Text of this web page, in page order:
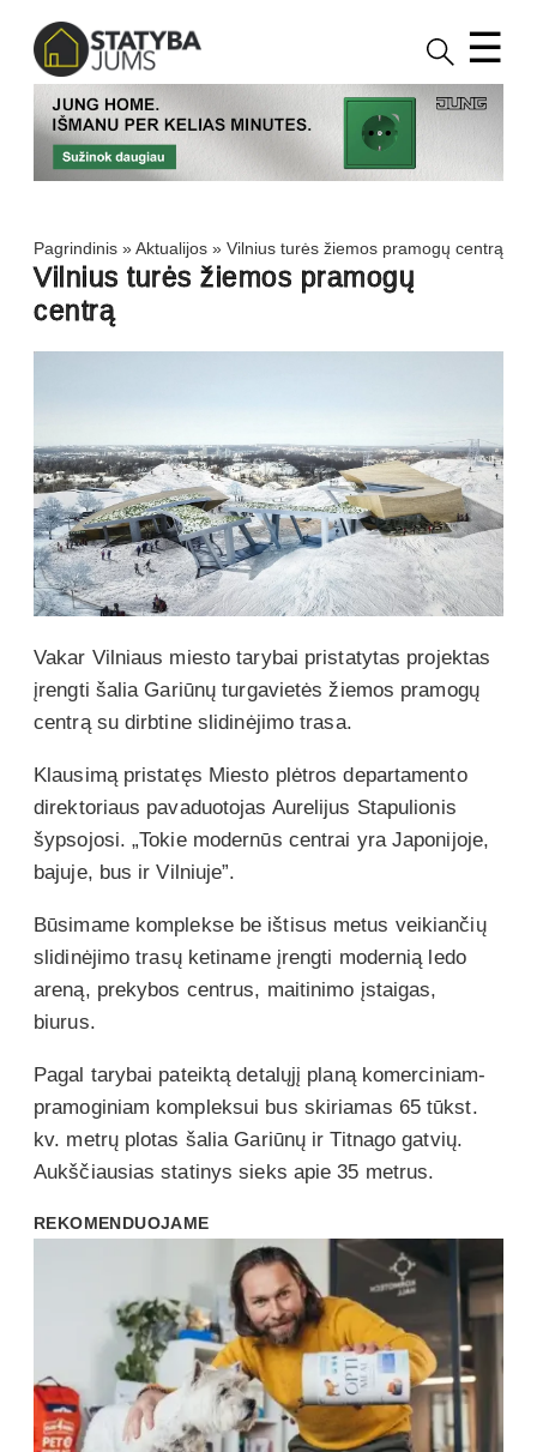
☰
Pagrindinis »Aktualijos » Vilnius turės žiemos pramogų centrą
Vilnius turės žiemos pramogų
centrą
Vakar Vilniaus miesto tarybai pristatytas projektas
įrengti šalia Gariūnų turgavietės žiemos pramogų
centrą su dirbtine slidinėjimo trasa.
Klausimą pristatęs Miesto plėtros departamento
direktoriaus pavaduotojas Aurelijus Stapulionis
šypsojosi. „Tokie modernūs centrai yra Japonijoje,
bajuje, bus ir Vilniuje”.
Būsimame komplekse be ištisus metus veikiančių
slidinėjimo trasų ketiname įrengti modernią ledo
areną, prekybos centrus, maitinimo įstaigas,
biurus.
Pagal tarybai pateiktą detalųjį planą komerciniam-
pramoginiam kompleksui bus skiriamas 65 tūkst.
kv. metrų plotas šalia Gariūnų ir Titnago gatvių.
Aukščiausias statinys sieks apie 35 metrus.
REKOMENDUOJAME